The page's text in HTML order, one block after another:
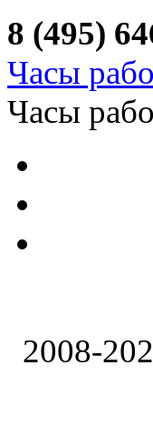
8 (495)
Часы
Часы
2008-